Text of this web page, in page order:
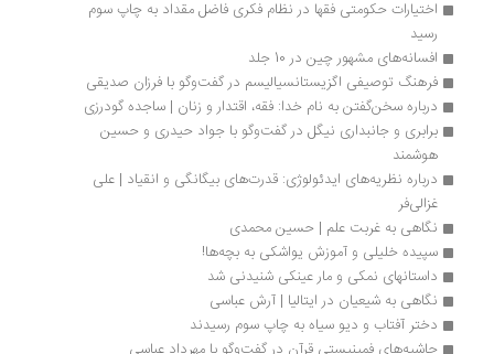
رسید
افسانه‌های مشهور چین در 10 جلد
فرهنگ توصیفی اگزیستانسیالیسم در گفت‌وگو با فرزان صدیقی
درباره سخن‌گفتن به نام خدا: فقه، اقتدار و زنان | ساجده گودرزی
هوشمند
غزالی‌فر
نگاهی به غربت علم | حسین محمدی
سپیده خلیلی و آموزش یواشکی به بچه‌ها!
داستانهای نمکی و مار عینکی شنیدنی شد
نگاهی به شیعیان در ایتالیا | آرش عباسی
دختر آفتاب و دیو سیاه به چاپ سوم رسیدند